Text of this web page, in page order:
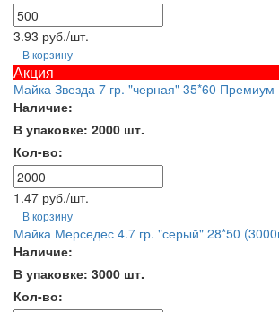
3.93 руб./шт.
В корзину
Акция
Майка Звезда 7 гр. "черная" 35*60
Наличие:
В упаковке: 2000 шт.
Кол-во:
1.47 руб./шт.
В корзину
Майка Мерседес 4.7 гр. "серый" 28*50
Наличие:
В упаковке: 3000 шт.
Кол-во: